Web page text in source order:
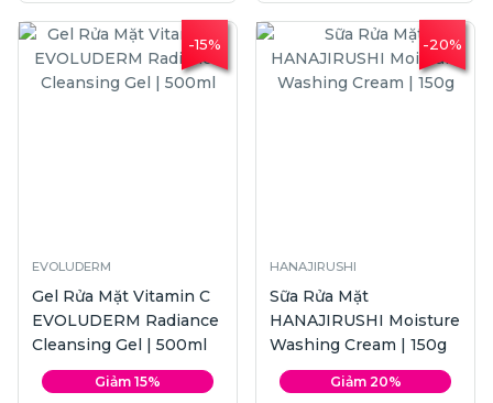
-15%
EVOLUDERM
Gel Rửa Mặt Vitamin C
EVOLUDERM Radiance
Cleansing Gel | 500ml
Giảm 15%
-20%
HANAJIRUSHI
Sữa Rửa Mặt
HANAJIRUSHI Moisture
Washing Cream | 150g
Giảm 20%